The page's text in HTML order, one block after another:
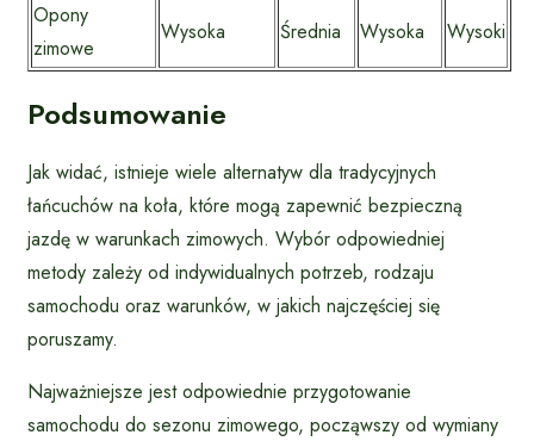
Opony
zimowe
Wysoka Średnia Wysoka Wysoki
Podsumowanie
Jak widać, istnieje wiele alternatyw dla tradycyjnych
łańcuchów na koła, które mogą zapewnić bezpieczną
jazdę w warunkach zimowych. Wybór odpowiedniej
metody zależy od indywidualnych potrzeb, rodzaju
samochodu oraz warunków, w jakich najczęściej się
poruszamy.
Najważniejsze jest odpowiednie przygotowanie
samochodu do sezonu zimowego, począwszy od wymiany